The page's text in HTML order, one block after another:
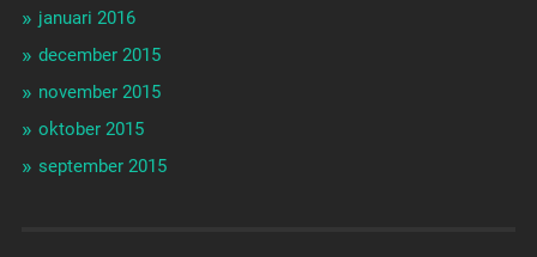
januari 2016
december 2015
november 2015
oktober 2015
september 2015